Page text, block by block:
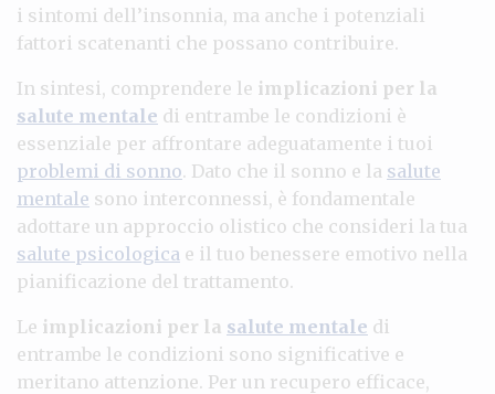
i sintomi dell’insonnia, ma anche i potenziali
fattori scatenanti che possano contribuire.
In sintesi, comprendere le implicazioni per la
salute mentale di entrambe le condizioni è
essenziale per affrontare adeguatamente i tuoi
problemi di sonno. Dato che il sonno e la salute
mentale sono interconnessi, è fondamentale
adottare un approccio olistico che consideri la tua
salute psicologica e il tuo benessere emotivo nella
pianificazione del trattamento.
Le implicazioni per la salute mentale di
entrambe le condizioni sono significative e
meritano attenzione. Per un recupero efficace,